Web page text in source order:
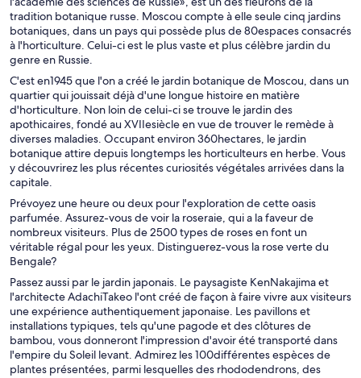
tradition botanique russe. Moscou compte à elle seule cinq jardins
botaniques, dans un pays qui possède plus de 80espaces consacrés
à l'horticulture. Celui-ci est le plus vaste et plus célèbre jardin du
genre en Russie.
C'est en1945 que l'on a créé le jardin botanique de Moscou, dans un
quartier qui jouissait déjà d'une longue histoire en matière
d'horticulture. Non loin de celui-ci se trouve le jardin des
apothicaires, fondé au XVIIesiècle en vue de trouver le remède à
diverses maladies. Occupant environ 360hectares, le jardin
botanique attire depuis longtemps les horticulteurs en herbe. Vous
y découvrirez les plus récentes curiosités végétales arrivées dans la
capitale.
Prévoyez une heure ou deux pour l'exploration de cette oasis
parfumée. Assurez-vous de voir la roseraie, qui a la faveur de
nombreux visiteurs. Plus de 2500 types de roses en font un
véritable régal pour les yeux. Distinguerez-vous la rose verte du
Bengale?
Passez aussi par le jardin japonais. Le paysagiste KenNakajima et
l'architecte AdachiTakeo l'ont créé de façon à faire vivre aux visiteurs
une expérience authentiquement japonaise. Les pavillons et
installations typiques, tels qu'une pagode et des clôtures de
bambou, vous donneront l'impression d'avoir été transporté dans
l'empire du Soleil levant. Admirez les 100différentes espèces de
plantes présentées, parmi lesquelles des rhododendrons, des